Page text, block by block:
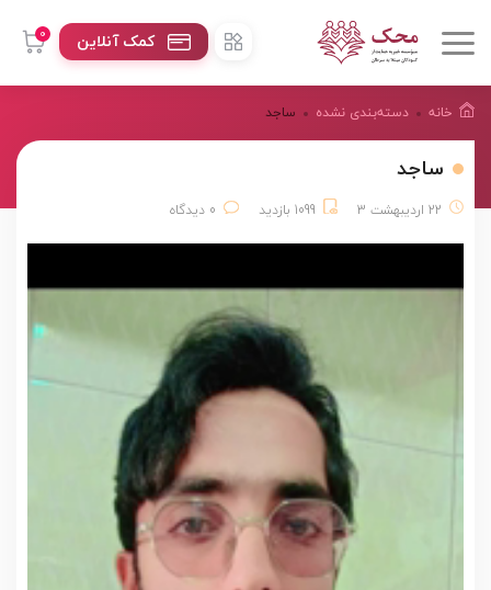
0 کمک آنلاین
خانه دسته‌بندی نشده ساجد
ساجد
22 اردیبهشت 3 1099 بازدید 0 دیدگاه
ویدیو